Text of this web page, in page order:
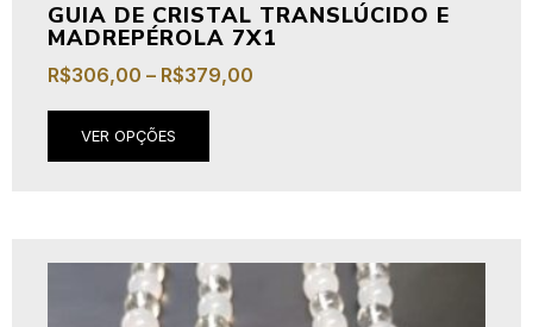
GUIA DE CRISTAL TRANSLÚCIDO E
MADREPÉROLA 7X1
R$306,00 – R$379,00
VER OPÇÕES